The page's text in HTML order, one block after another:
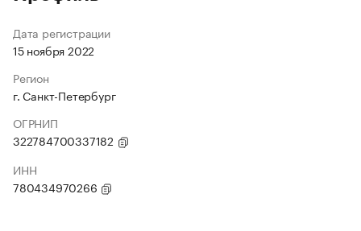
Дата регистрации
15 ноября 2022
Регион
г. Санкт-Петербург
ОГРНИП
322784700337182
ИНН
780434970266